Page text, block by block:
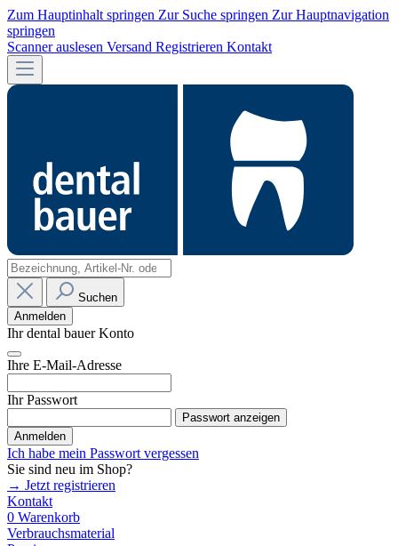
Zum Hauptinhalt springen Zur Suche springen Zur Hauptnavigation
springen
Scanner auslesen Versand Registrieren Kontakt
Suchen
Anmelden
Ihr dental bauer Konto
Ihre E-Mail-Adresse
Ihr Passwort
Passwort anzeigen
Anmelden
Ich habe mein Passwort vergessen
Sie sind neu im Shop?
→ Jetzt registrieren
Kontakt
0 Warenkorb
Verbrauchsmaterial